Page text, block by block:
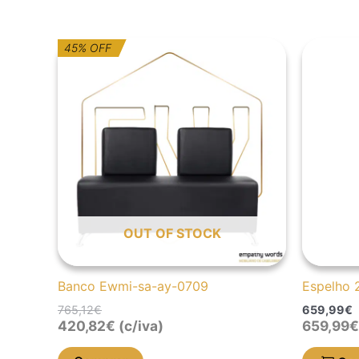
45% OFF
OUT OF STOCK
Banco Ewmi-sa-ay-0709
765,12€
O
preço
original
era:
O
preço
atual
é:
420,82€ (c/iva)
Espelho
659,99€
659,99€